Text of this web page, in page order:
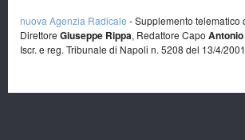
nuova Agenzia Radicale - Supplemento telematico
Direttore Giuseppe Rippa, Redattore Capo
Iscr. e reg. Tribunale di Napoli n. 5208 del 13/4/